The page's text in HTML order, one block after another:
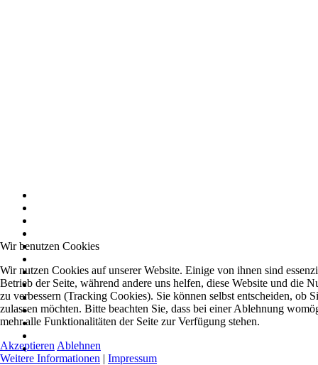
Wir benutzen Cookies
Wir nutzen Cookies auf unserer Website. Einige von ihnen sind
Betrieb der Seite, während andere uns helfen, diese Website und die
zu verbessern (Tracking Cookies). Sie können selbst entscheiden, ob
zulassen möchten. Bitte beachten Sie, dass bei einer Ablehnung
mehr alle Funktionalitäten der Seite zur Verfügung stehen.
Akzeptieren Ablehnen
Weitere Informationen | Impressum